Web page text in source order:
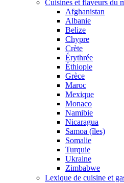
Cuisines et flaveurs du
Afghanistan
Albanie
Belize
Chypre
Crète
Érythrée
Éthiopie
Grèce
Maroc
Mexique
Monaco
Namibie
Nicaragua
Samoa (îles)
Somalie
Turquie
Ukraine
Zimbabwe
Lexique de cuisine et